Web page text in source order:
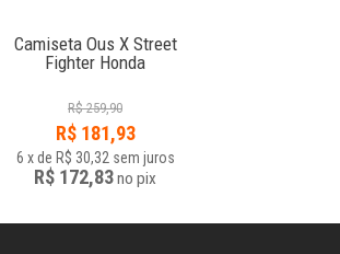
Camiseta Ous X Street
Fighter Honda
R$ 259,90
R$ 181,93
6 x de R$ 30,32 sem juros
R$ 172,83no pix